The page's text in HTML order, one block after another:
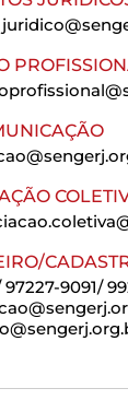
97227-9091/